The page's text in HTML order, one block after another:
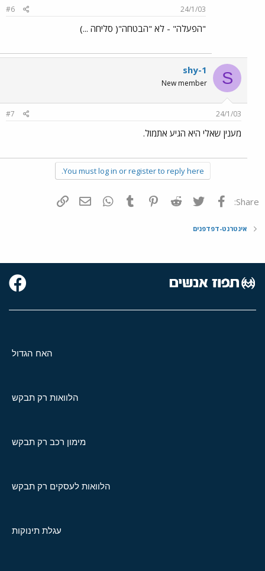
24/1/03
#6
"הפעלה" - לא "הבטחה"( סליחה ...)
S
shy-1
New member
24/1/03
#7
מענין שאלי היא הגיע אתמול.
You must log in or register to reply here.
Share: פייסבוק Twitter
Reddit
Pinterest
Tumblr
WhatsAppדואר אלקטרוני
אינטרנט-דפדפנים
האח הגדול
הלוואות רק תבקש
מימון רכב רק תבקש
הלוואות לעסקים רק תבקש
עגלת תינוקות